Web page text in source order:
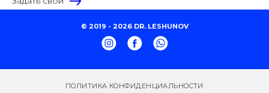
© 2019 - 2026 DR. LESHUNOV
ПОЛИТИКА КОНФИДЕНЦИАЛЬНОСТИ